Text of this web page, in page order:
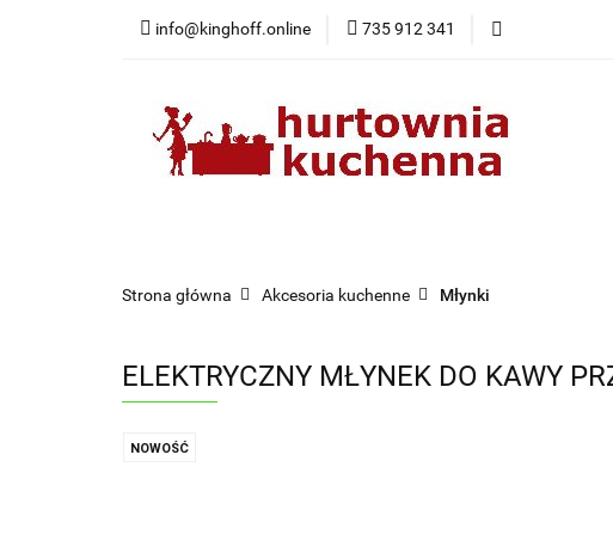
info@kinghoff.online 735 912 341
Kategorie
Strona główna Akcesoria kuchenne Młynki
ELEKTRYCZNY MŁYNEK DO KAWY
NOWOŚĆ